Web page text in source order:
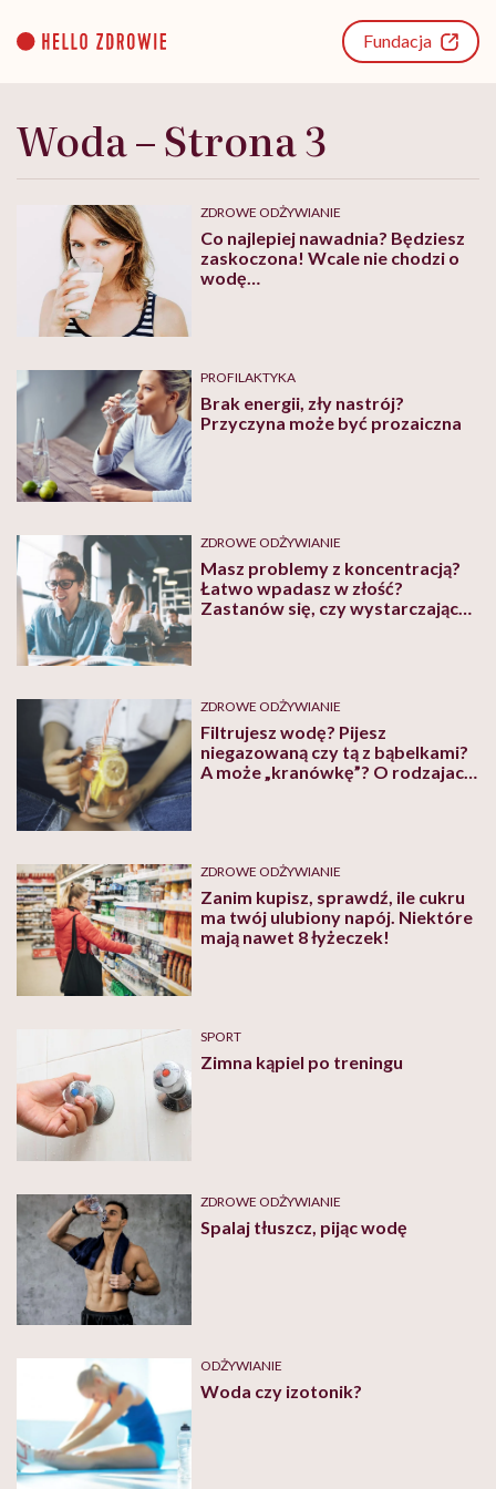
content
Fundacja
Woda – Strona 3
ZDROWE ODŻYWIANIE
Co najlepiej nawadnia? Będziesz
zaskoczona! Wcale nie chodzi o
wodę…
PROFILAKTYKA
Brak energii, zły nastrój?
Przyczyna może być prozaiczna
ZDROWE ODŻYWIANIE
Masz problemy z koncentracją?
Łatwo wpadasz w złość?
Zastanów się, czy wystarczająco
ZDROWE ODŻYWIANIE
Filtrujesz wodę? Pijesz
niegazowaną czy tą z bąbelkami?
A może „kranówkę”? O rodzajach
ZDROWE ODŻYWIANIE
Zanim kupisz, sprawdź, ile cukru
ma twój ulubiony napój. Niektóre
mają nawet 8 łyżeczek!
SPORT
Zimna kąpiel po treningu
ZDROWE ODŻYWIANIE
Spalaj tłuszcz, pijąc wodę
ODŻYWIANIE
Woda czy izotonik?